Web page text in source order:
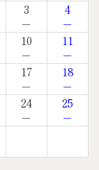
3
－
4
－
10
－
11
－
17
－
18
－
24
－
25
－